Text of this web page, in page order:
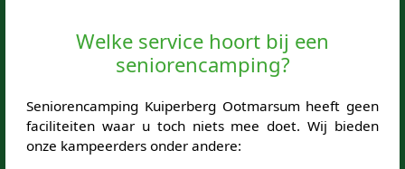
Welke service hoort bij een
seniorencamping?
Seniorencamping Kuiperberg Ootmarsum heeft geen
faciliteiten waar u toch niets mee doet. Wij bieden
onze kampeerders onder andere: